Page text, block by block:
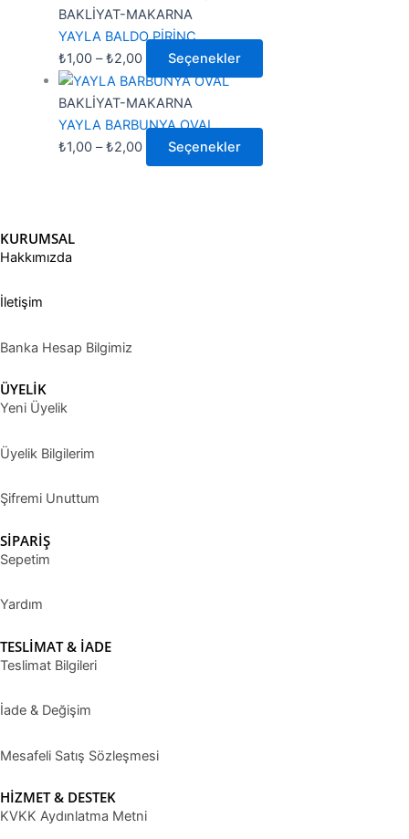
BAKLİYAT-MAKARNA
YAYLA BALDO PİRİNÇ
₺1,00 –₺2,00 Seçenekler
BAKLİYAT-MAKARNA
YAYLA BARBUNYA OVAL
₺1,00 –₺2,00 Seçenekler
KURUMSAL
Hakkımızda
İletişim
Banka Hesap Bilgimiz
ÜYELİK
Yeni Üyelik
Üyelik Bilgilerim
Şifremi Unuttum
SİPARİŞ
Sepetim
Yardım
TESLİMAT & İADE
Teslimat Bilgileri
İade & Değişim
Mesafeli Satış Sözleşmesi
HİZMET & DESTEK
KVKK Aydınlatma Metni